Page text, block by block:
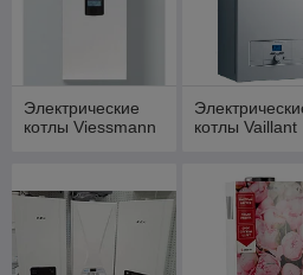
Электрические
котлы Viessmann
котлы Vaillant